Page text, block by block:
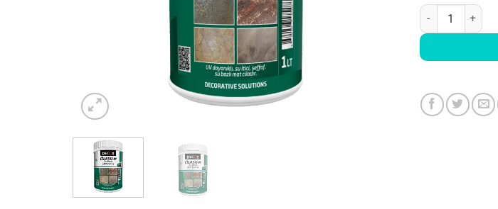
Decos Su Bazlı